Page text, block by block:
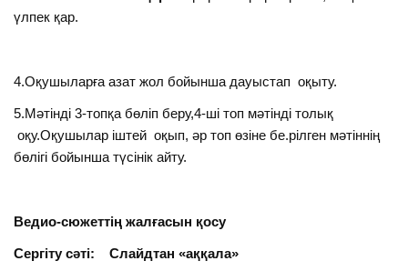
үлпек қар.
4.Оқушыларға азат жол бойынша дауыстап оқыту.
5.Мәтінді 3-топқа бөліп беру,4-ші топ мәтінді толық
оқу.Оқушылар іштей оқып, әр топ өзіне бе.рілген мәтіннің
бөлігі бойынша түсінік айту.
Ведио-сюжеттің жалғасын қосу
Сергіту сәті: Слайдтан «аққала»